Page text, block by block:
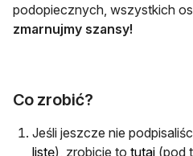
podopiecznych, wszystkich
zmarnujmy szansy!
Co zrobić?
Jeśli jeszcze nie
listęotwiera się w nowej
), zrobicie to tutaj (pod